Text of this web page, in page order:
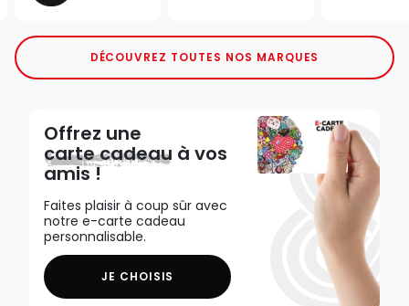
DÉCOUVREZ TOUTES NOS MARQUES
Offrez une
carte cadeau à vos
amis !
Faites plaisir à coup sûr avec
notre e-carte cadeau
personnalisable.
JE CHOISIS